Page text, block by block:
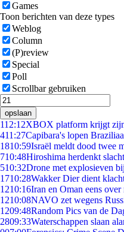
Games
Toon berichten van deze types
Weblog
Column
(P)review
Special
Poll
Scrollbar gebruiken
opslaan
112:12XBOX platform krijgt
411:27Capibara's lopen
1810:59Israël meldt dood twee
710:48Hiroshima herdenkt
510:32Drone met explosieven
1710:28Wakker Dier dient
1210:16Iran en Oman eens
1210:08NAVO zet wegens
1209:48Random Pics van de
2809:33Waterschappen slaan